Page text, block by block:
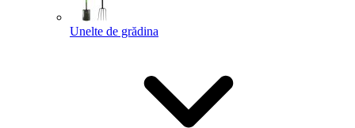
Unelte de grădina